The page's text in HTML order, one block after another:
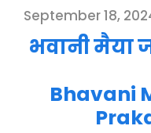
September 18,
भवानी मैया
Bhavani